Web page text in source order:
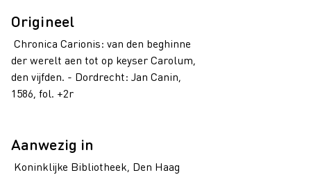
Origineel
Chronica Carionis: van den beghinne
der werelt aen tot op keyser Carolum,
den vijfden. - Dordrecht: Jan Canin,
1586, fol. +2r
Aanwezig in
Koninklijke Bibliotheek, Den Haag